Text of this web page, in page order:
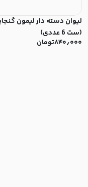
(ست 6 عددی)
۸۴۰٫۰۰۰تومان